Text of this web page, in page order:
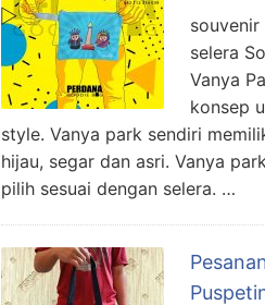
selera
Vanya
konsep
style. Vanya park sendiri
hijau, segar dan asri. Vanya
pilih sesuai dengan selera. …